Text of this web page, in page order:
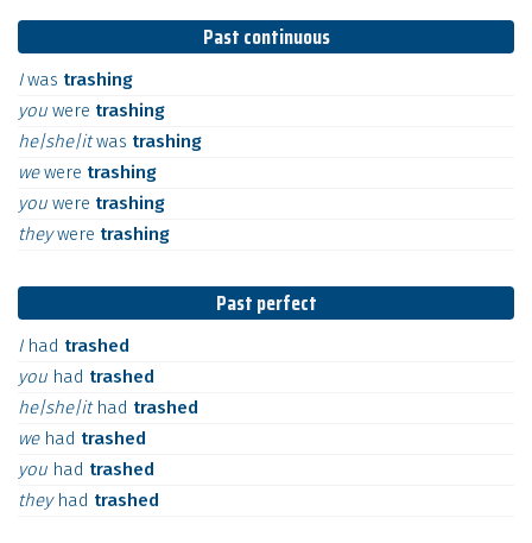
Past continuous
Iwas trashing
you were trashing
he|she|itwas trashing
wewere trashing
you were trashing
theywere trashing
Past perfect
I had trashed
you had trashed
he|she|it had trashed
we had trashed
you had trashed
they had trashed